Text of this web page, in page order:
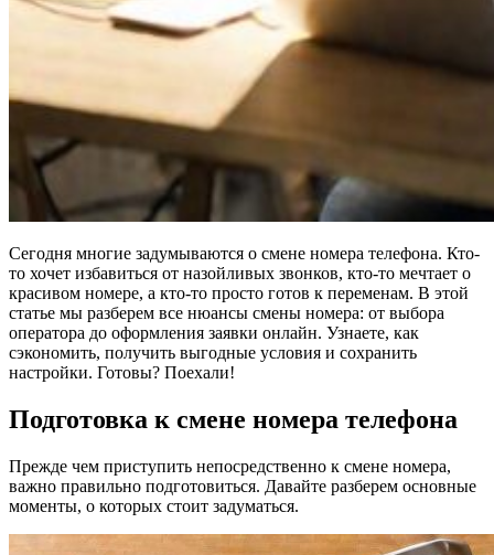
Сегодня многие задумываются о смене номера телефона. Кто-
то хочет избавиться от назойливых звонков, кто-то мечтает о
красивом номере, а кто-то просто готов к переменам. В этой
статье мы разберем все нюансы смены номера: от выбора
оператора до оформления заявки онлайн. Узнаете, как
сэкономить, получить выгодные условия и сохранить
настройки. Готовы? Поехали!
Подготовка к смене номера телефона
Прежде чем приступить непосредственно к смене номера,
важно правильно подготовиться. Давайте разберем основные
моменты, о которых стоит задуматься.